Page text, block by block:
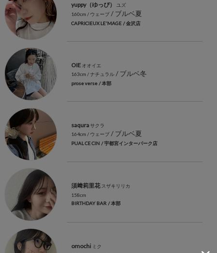
yuppy（ゆっぴ）
ユズ
160cm / ウェーブ / ブルベ夏
CAPRICIEUX LE'MAGE / 金沢店
OIE オオイエ
163cm / ナチュラル / ブルベ冬
prose verse / 本部
saqura サクラ
164cm / ウェーブ / ブルベ夏
PUAL CE CIN / 宇都宮インターパーク店
須﨑莉里花 スザキリリカ
158cm
BIRTHDAY BAR / 本部
omochi ミク